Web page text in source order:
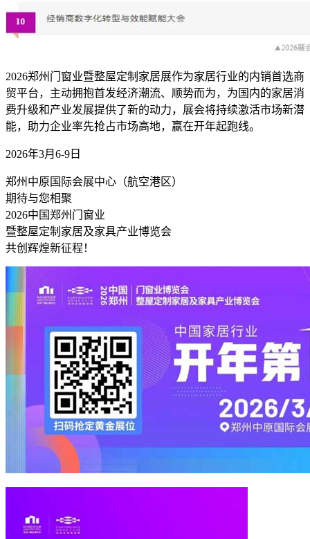
2026郑州门窗业暨整屋定制家居展作为家居行业的内销首选商
贸平台，主动拥抱首发经济潮流、顺势而为，为国内的家居消
费升级和产业发展提供了新的动力，展会将持续激活市场新潜
能，助力企业率先抢占市场高地，赢在开年起跑线。
2026年3月6-9日
郑州中原国际会展中心（航空港区）
期待与您相聚
2026中国郑州门窗业
暨整屋定制家居及家具产业博览会
共创辉煌新征程！